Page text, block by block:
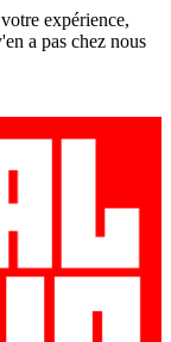
expérience,
a pas chez nous